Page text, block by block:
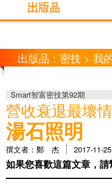
出版品：密技 > 我
Smart智富密技第92期
營收衰退最壞
湯石照明
撰文者：鄭 杰 2017-11-25
如果您喜歡這篇文章，請